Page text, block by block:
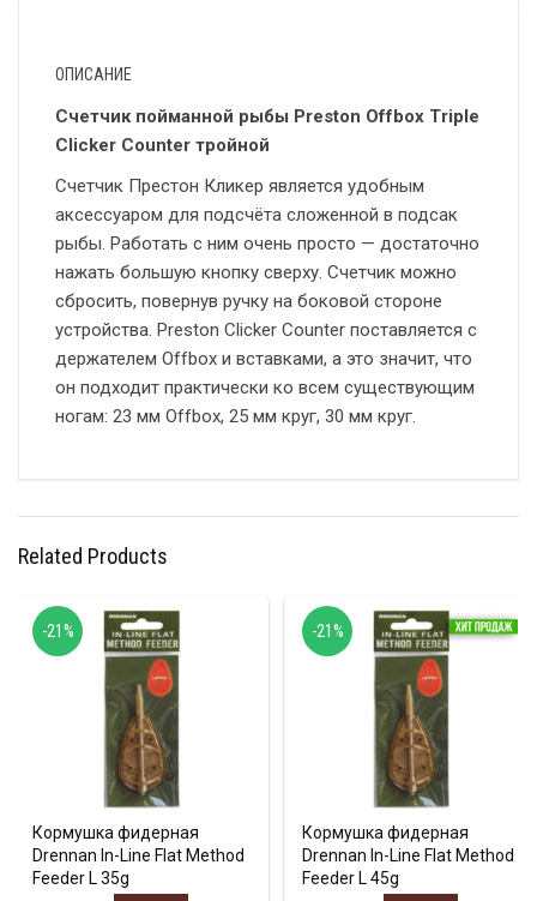
ОПИСАНИЕ
Счетчик пойманной рыбы Preston Offbox Triple
Clicker Counter тройной
Счетчик Престон Кликер является удобным
аксессуаром для подсчёта сложенной в подсак
рыбы. Работать с ним очень просто — достаточно
нажать большую кнопку сверху. Счетчик можно
сбросить, повернув ручку на боковой стороне
устройства. Preston Clicker Counter поставляется с
держателем Offbox и вставками, а это значит, что
он подходит практически ко всем существующим
ногам: 23 мм Offbox, 25 мм круг, 30 мм круг.
Related Products
Кормушка фидерная
Drennan In-Line Flat Method
Feeder L 35g
-21%
Кормушка фидерная
Drennan In-Line Flat Method
Feeder L 45g
-21%